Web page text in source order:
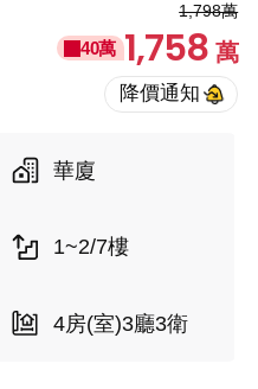
1,798萬
40萬 1,758萬
華廈
1~2/7樓
4房(室)3廳3衛